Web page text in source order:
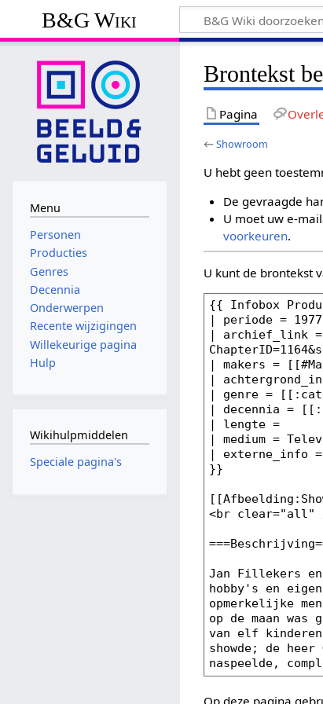
B&G Wiki
Brontekst
Pagina
←Showroom
U hebt geen
De gevraagde
U moet uw e-
voorkeuren.
U kunt de brontekst
Op deze pagina
Menu
Personen
Producties
Genres
Decennia
Onderwerpen
Recente wijzigingen
Willekeurige pagina
Hulp
Wikihulpmiddelen
Speciale pagina's